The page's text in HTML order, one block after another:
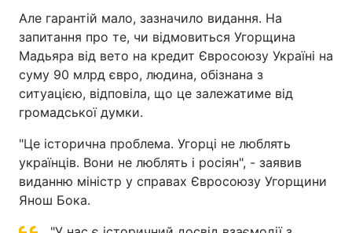
Але гарантій мало, зазначило видання. На
запитання про те, чи відмовиться Угорщина
Мадьяра від вето на кредит Євросоюзу Україні на
суму 90 млрд євро, людина, обізнана з
ситуацією, відповіла, що це залежатиме від
громадської думки.
"Це історична проблема. Угорці не люблять
українців. Вони не люблять і росіян", - заявив
виданню міністр у справах Євросоюзу Угорщини
Янош Бока.